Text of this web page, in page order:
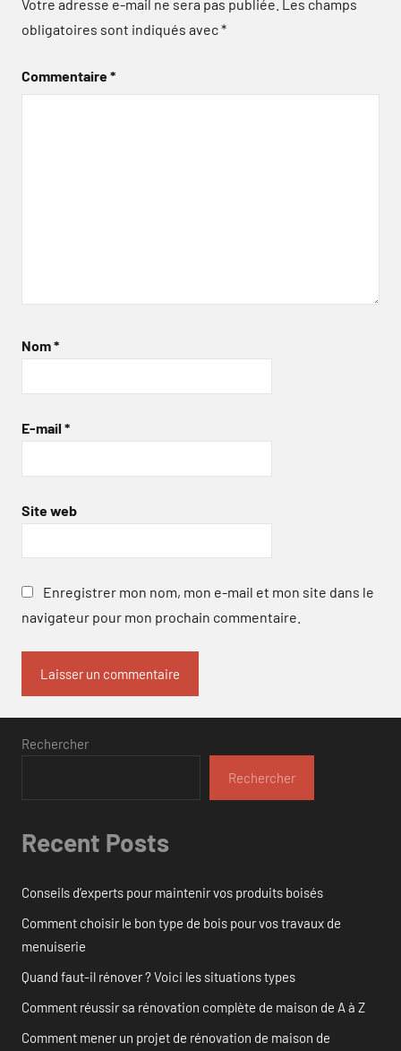
Votre adresse e-mail ne sera pas publiée.
Les champs
obligatoires sont indiqués avec*
Commentaire*
Nom*
E-mail *
Site web
Enregistrer mon nom, mon e-mail et mon site dans le
navigateur pour mon prochain commentaire.
Rechercher
Rechercher
Recent Posts
Conseils d’experts pour maintenir vos produits boisés
Comment choisir le bon type de bois pour vos travaux de
menuiserie
Quand faut-il rénover ? Voici les situations types
Comment réussir sa rénovation complète de maison de A à Z
Comment mener un projet de rénovation de maison de